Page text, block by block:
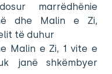
marrëdhënie
dhe Malin e Zi,
të duhur
Malin e Zi, 1 vite e
janë shkëmbyer